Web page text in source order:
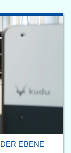
EBENE